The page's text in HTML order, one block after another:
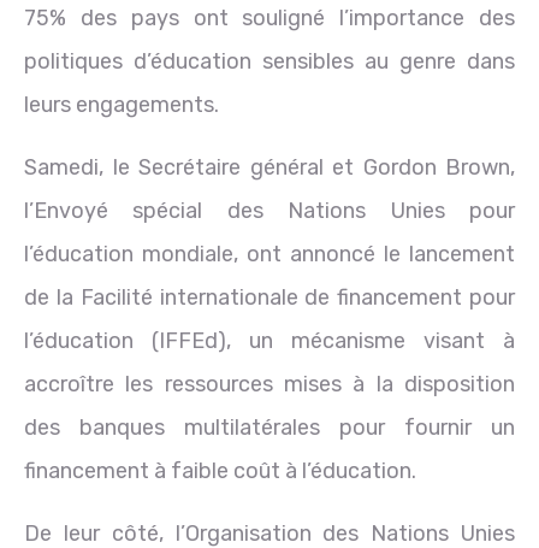
75% des pays ont souligné l’importance des
politiques d’éducation sensibles au genre dans
leurs engagements.
Samedi, le Secrétaire général et Gordon Brown,
l’Envoyé spécial des Nations Unies pour
l’éducation mondiale, ont annoncé le lancement
de la Facilité internationale de financement pour
l’éducation (IFFEd), un mécanisme visant à
accroître les ressources mises à la disposition
des banques multilatérales pour fournir un
financement à faible coût à l’éducation.
De leur côté, l’Organisation des Nations Unies